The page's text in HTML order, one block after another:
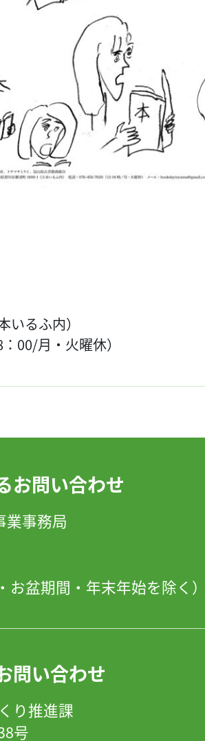
いるふ内）
00/月・火曜休）
お問い合わせ
業事務局
お盆期間・年末年始を除く）
問い合わせ
り推進課
号